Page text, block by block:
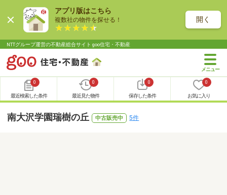
アプリ版はこちら
複数社の物件を探せる！ 開く
NTTグループ運営の不動産総合サイト goo住宅・不動産
0
最近検索した条件
0
最近見た物件
0
保存した条件
0
お気に入り
南大沢学園瑞樹の丘 中古販売中 5件